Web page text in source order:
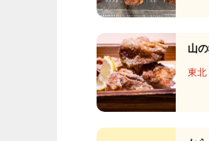
山
東北